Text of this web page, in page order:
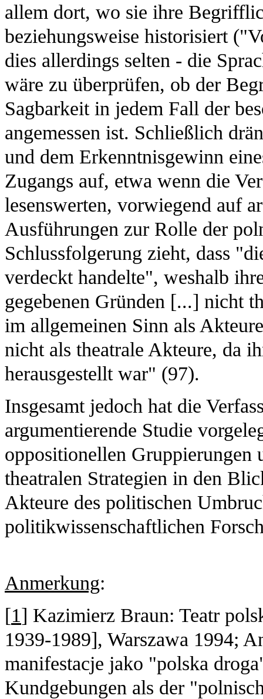
allem dort, wo sie ihre
beziehungsweise historisiert
dies allerdings selten - die
wäre zu überprüfen, ob der
Sagbarkeit in jedem Fall der
angemessen ist. Schließlich
und dem Erkenntnisgewinn
Zugangs auf, etwa wenn die
lesenswerten, vorwiegend auf
Ausführungen zur Rolle der
Schlussfolgerung zieht, dass
verdeckt handelte", weshalb
gegebenen Gründen [...] nicht
im allgemeinen Sinn als
nicht als theatrale Akteure, da
herausgestellt war" (97).
Insgesamt jedoch hat die
argumentierende Studie
oppositionellen Gruppierungen
theatralen Strategien in den
Akteure des politischen
politikwissenschaftlichen
Anmerkung:
[1] Kazimierz Braun: Teatr
1939-1989], Warszawa 1994;
manifestacje jako "polska
Kundgebungen als der